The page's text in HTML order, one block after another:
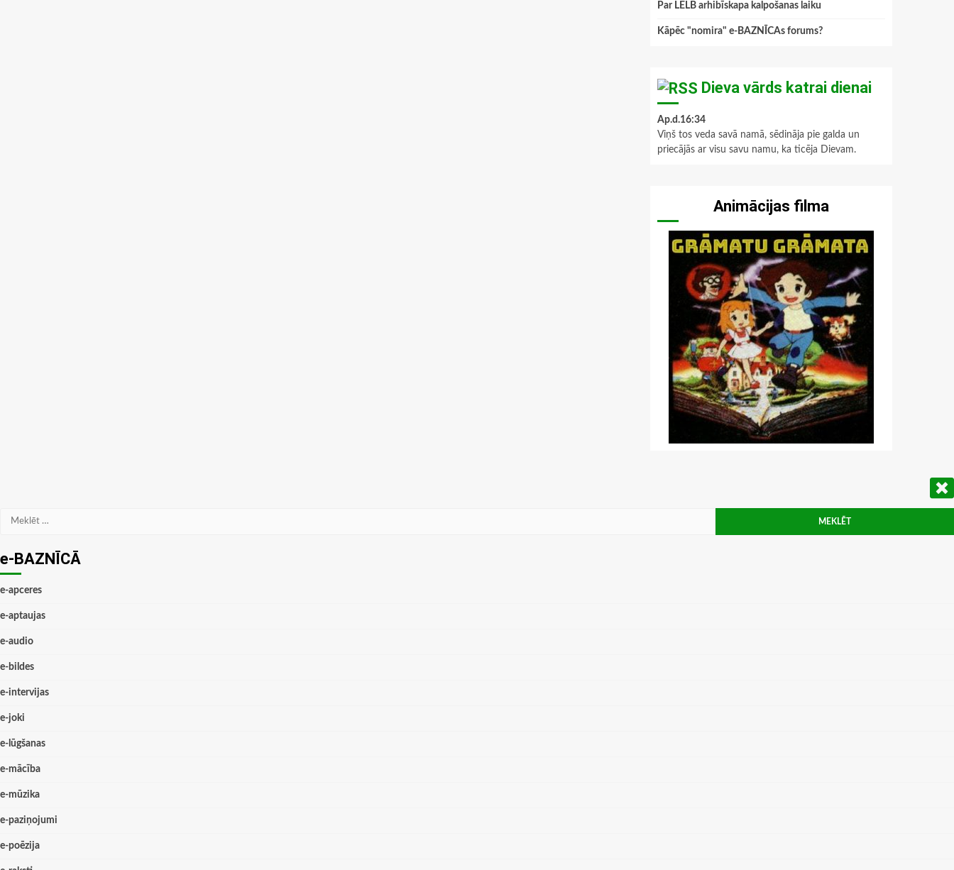
Par LELB arhibīskapa kalpošanas laiku
Kāpēc "nomira" e-BAZNĪCAs forums?
Dieva vārds katrai dienai
Ap.d.16:34
Viņš tos veda savā namā, sēdināja pie galda un
priecājās ar visu savu namu, ka ticēja Dievam.
Animācijas filma
Meklēt:
e-BAZNĪCĀ
e-apceres
e-aptaujas
e-audio
e-bildes
e-intervijas
e-joki
e-lūgšanas
e-mācība
e-mūzika
e-paziņojumi
e-poēzija